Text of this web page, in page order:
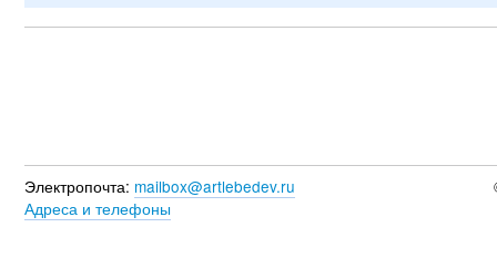
Электропочта: mailbox@artlebedev.ru
Адреса и телефоны